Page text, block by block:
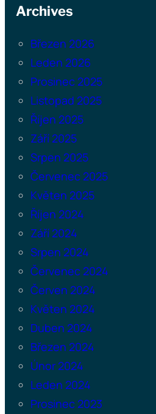
Archives
Březen 2026
Leden 2026
Prosinec 2025
Listopad 2025
Říjen 2025
Září 2025
Srpen 2025
Červenec 2025
Květen 2025
Říjen 2024
Září 2024
Srpen 2024
Červenec 2024
Červen 2024
Květen 2024
Duben 2024
Březen 2024
Únor 2024
Leden 2024
Prosinec 2023